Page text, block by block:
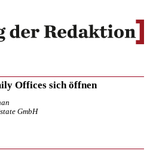
Offices sich öffnen
GmbH